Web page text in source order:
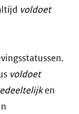
voldoet
voldoet
en